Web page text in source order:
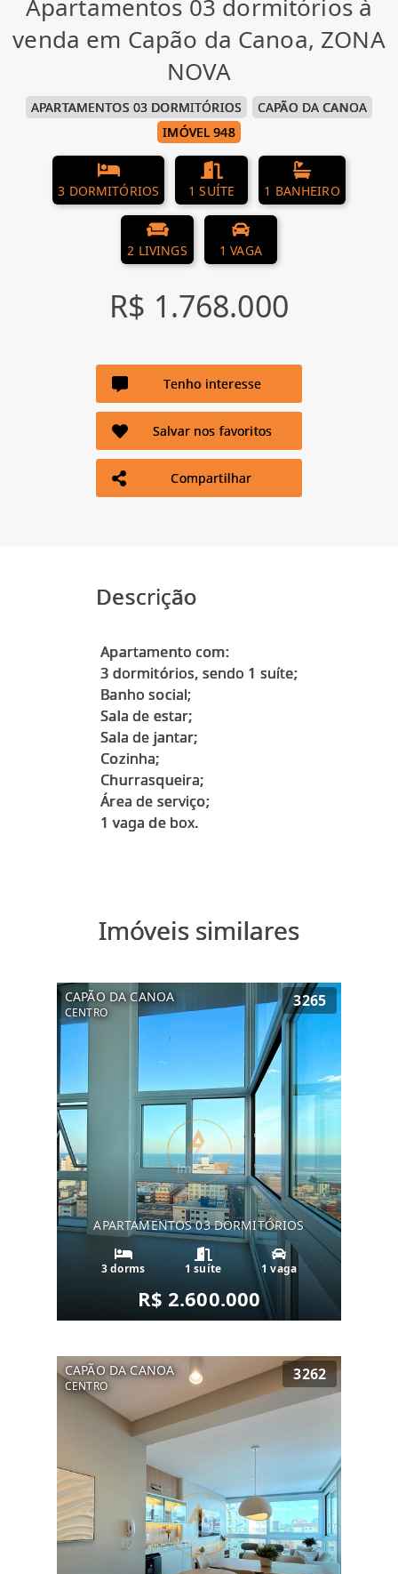
Apartamentos 03 dormitórios à
venda em Capão da Canoa, ZONA
NOVA
APARTAMENTOS 03 DORMITÓRIOS
CAPÃO DA CANOA
IMÓVEL 948
3 DORMITÓRIOS 1 SUÍTE 1 BANHEIRO
2 LIVINGS 1 VAGA
R$ 1.768.000
Tenho interesse
Salvar nos favoritos
Compartilhar
Descrição
Apartamento com:
3 dormitórios, sendo 1 suíte;
Banho social;
Sala de estar;
Sala de jantar;
Cozinha;
Churrasqueira;
Área de serviço;
Imóveis similares
CAPÃO DA CANOA
CENTRO
3265
APARTAMENTOS 03 DORMITÓRIOS
3 dorms 1 suíte 1 vaga
R$ 2.600.000
CAPÃO DA CANOA
CENTRO
3262